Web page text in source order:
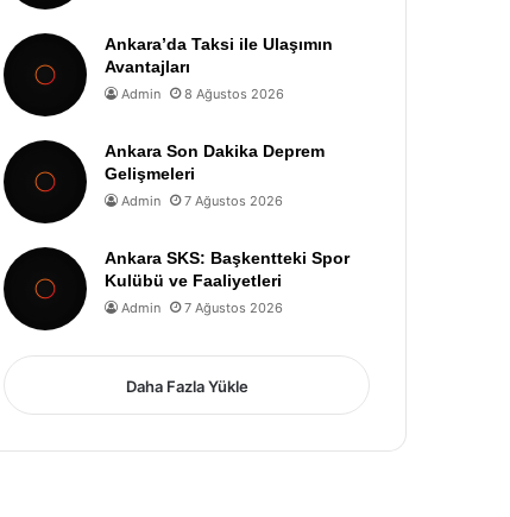
Ankara’da Taksi ile Ulaşımın
Avantajları
Admin 8 Ağustos 2026
Ankara Son Dakika Deprem
Gelişmeleri
Admin 7 Ağustos 2026
Ankara SKS: Başkentteki Spor
Kulübü ve Faaliyetleri
Admin 7 Ağustos 2026
Daha Fazla Yükle